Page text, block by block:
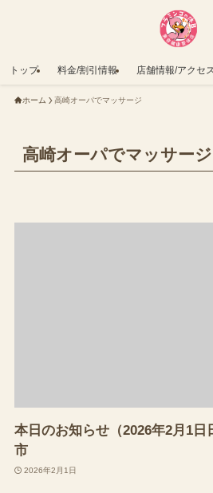
トップ 料金/割引情報 店舗情報/アクセ
ホーム 高崎オーパでマッサージ
高崎オーパでマッサージ
本日のお知らせ（2026年2月1
市
2026年2月1日